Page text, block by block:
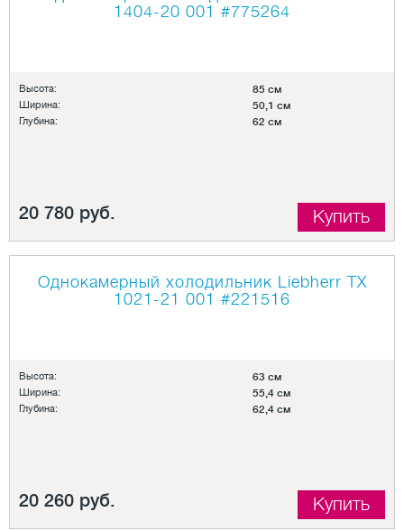
1404-20 001 #775264
Высота: 85 см
Ширина: 50,1 см
Глубина: 62 см
20 780 руб. Купить
Однокамерный холодильник Liebherr TX
1021-21 001 #221516
Высота: 63 см
Ширина: 55,4 см
Глубина: 62,4 см
20 260 руб. Купить